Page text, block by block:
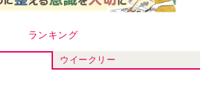
染が収束。黒川は、りんにある提案をす
【もうムリ！ご近所姑】「こんなもん捨